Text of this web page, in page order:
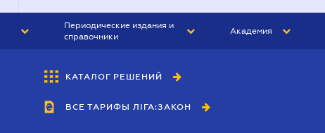
Периодические издания и
справочники
БУХГАЛТЕР&ЗАКОН
ВЕСТНИК МСФО
Академия
КАТАЛОГ РЕШЕНИЙ
ВСЕ ТАРИФЫ ЛІГА:ЗАКОН